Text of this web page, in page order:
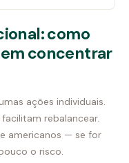
como
concentrar
ações individuais.
rebalancear.
americanos — se for
o risco.